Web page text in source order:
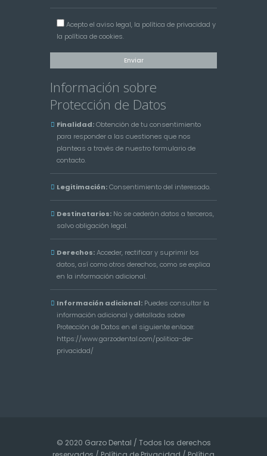
Acepto elaviso legal, la política de privacidad y
la política de cookies.
Información sobre
Protección de Datos
Finalidad:Obtención de tu consentimiento
para responder a las cuestiones que nos
planteas a través de nuestro formulario de
contacto.
Legitimación:Consentimiento del interesado.
Destinatarios: No se cederán datos a terceros,
salvo obligación legal.
Derechos:Acceder, rectificar y suprimir los
datos, así como otros derechos, como se explica
en la información adicional.
Información adicional: Puedes consultar la
información adicional y detallada sobre
Protección de Datos en el siguiente enlace:
https://www.garzodental.com/politica-de-
privacidad/
© 2020 Garzo Dental / Todos los derechos